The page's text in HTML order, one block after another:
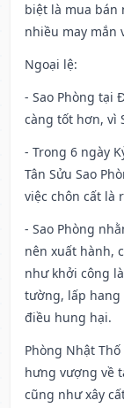
biệt là mua bán
nhiều may mắn
Ngoại lệ:
- Sao Phòng tại
càng tốt hơn, vì
- Trong 6 ngày
Tân Sửu Sao
việc chôn cất là
- Sao Phòng
nên xuất hành,
như khởi công
tường, lấp
điều hung hại.
Phòng Nhật
hưng vượng về
cũng như xây